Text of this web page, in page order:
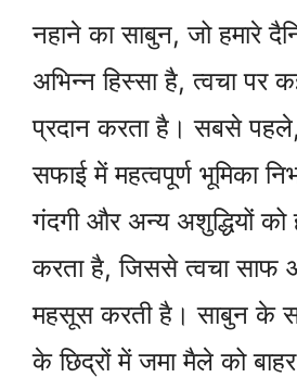
नहाने का साबुन, जो हमारे
अभिन्न हिस्सा है, त्वचा पर
प्रदान करता है। सबसे
सफाई में महत्वपूर्ण भूमिका
गंदगी और अन्य अशुद्धियों को
करता है, जिससे त्वचा साफ
महसूस करती है। साबुन के
के छिद्रों में जमा मैले को